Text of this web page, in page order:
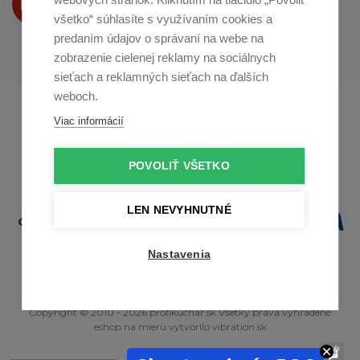
na Youtube
Profikuchař.cz
Copyright © 2010 - 2026 profikuchar.sk Všetky práva vyhradené
eshop na mieru vytvorilo vibration.sk
všetko“ súhlasíte s využívaním cookies a
predaním údajov o správaní na webe na
zobrazenie cielenej reklamy na sociálnych
sieťach a reklamných sieťach na ďalších
weboch.
Viac informácií
POVOLIŤ VŠETKO
LEN NEVYHNUTNÉ
Nastavenia